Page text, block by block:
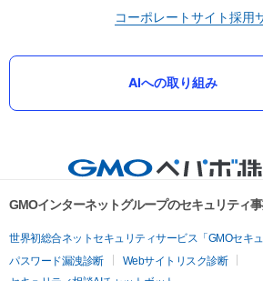
コーポレートサイト採用
AIへの取り組み
GMOインターネットグループのセキュリティ
世界初総合ネットセキュリティサービス「GMOセキュ
パスワード漏洩診断
Webサイトリスク診断